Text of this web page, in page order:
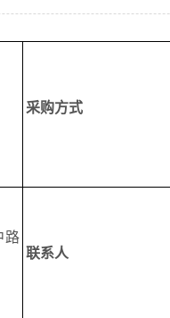
采购方式
路
联系人